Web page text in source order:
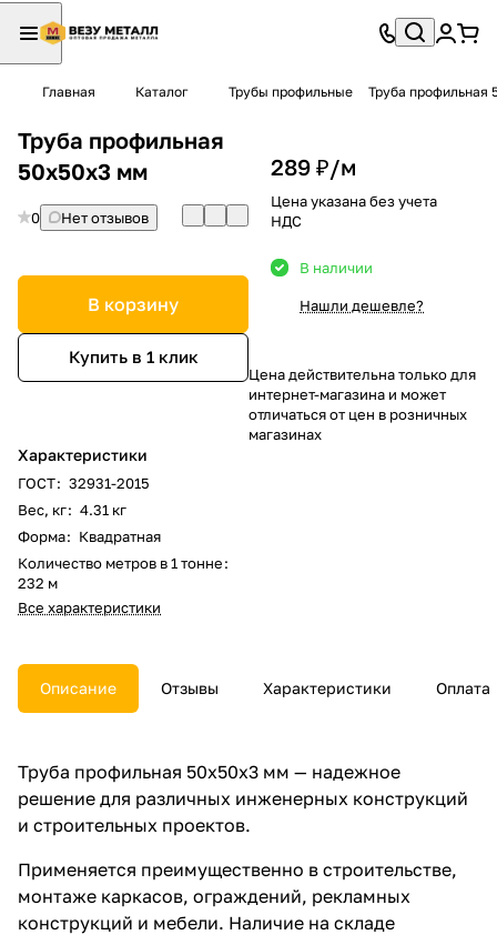
Главная Каталог Трубы профильные Труба профильная
Труба профильная
50х50х3 мм
0 Нет отзывов
В корзину
Купить в 1 клик
Характеристики
ГОСТ: 32931-2015
Вес, кг: 4.31 кг
Форма: Квадратная
Количество метров в 1 тонне:
232 м
Все характеристики
289 ₽/м
Цена указана без учета
НДС
В наличии
Нашли дешевле?
Цена действительна только для
интернет-магазина и может
отличаться от цен в розничных
магазинах
Описание Отзывы Характеристики Оплата
Труба профильная 50х50х3 мм — надежное
решение для различных инженерных конструкций
и строительных проектов.
Применяется преимущественно в строительстве,
монтаже каркасов, ограждений, рекламных
конструкций и мебели. Наличие на складе